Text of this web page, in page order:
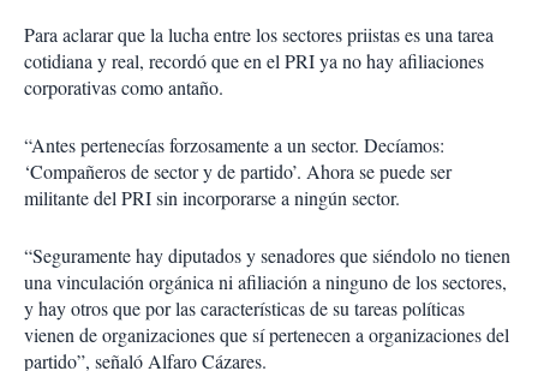
Para aclarar que la lucha entre los sectores priistas es una tarea
cotidiana y real, recordó que en el PRI ya no hay afiliaciones
corporativas como antaño.
“Antes pertenecías forzosamente a un sector. Decíamos:
‘Compañeros de sector y de partido’. Ahora se puede ser
militante del PRI sin incorporarse a ningún sector.
“Seguramente hay diputados y senadores que siéndolo no tienen
una vinculación orgánica ni afiliación a ninguno de los sectores,
y hay otros que por las características de su tareas políticas
vienen de organizaciones que sí pertenecen a organizaciones del
partido”, señaló Alfaro Cázares.